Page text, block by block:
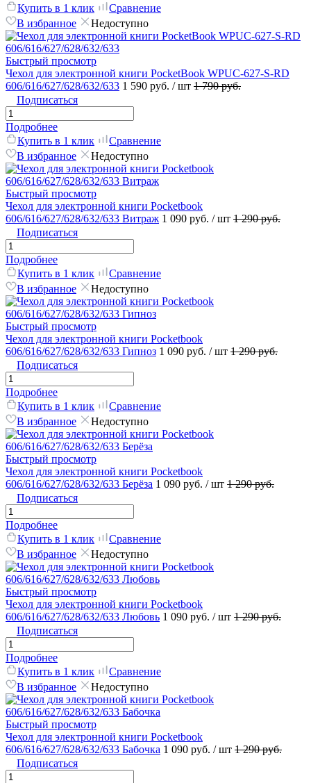
Купить в 1 клик
Сравнение
В избранное
Недоступно
Быстрый просмотр
Чехол для электронной книги PocketBook WPUC-627-S-RD
606/616/627/628/632/633 1 590 руб. / шт 1 790 руб.
Подписаться
Подробнее
Купить в 1 клик
Сравнение
В избранное
Недоступно
Быстрый просмотр
Чехол для электронной книги Pocketbook
606/616/627/628/632/633 Витраж 1 090 руб. / шт 1 290 руб.
Подписаться
Подробнее
Купить в 1 клик
Сравнение
В избранное
Недоступно
Быстрый просмотр
Чехол для электронной книги Pocketbook
606/616/627/628/632/633 Гипноз 1 090 руб. / шт 1 290 руб.
Подписаться
Подробнее
Купить в 1 клик
Сравнение
В избранное
Недоступно
Быстрый просмотр
Чехол для электронной книги Pocketbook
606/616/627/628/632/633 Берёза 1 090 руб. / шт 1 290 руб.
Подписаться
Подробнее
Купить в 1 клик
Сравнение
В избранное
Недоступно
Быстрый просмотр
Чехол для электронной книги Pocketbook
606/616/627/628/632/633 Любовь 1 090 руб. / шт 1 290 руб.
Подписаться
Подробнее
Купить в 1 клик
Сравнение
В избранное
Недоступно
Быстрый просмотр
Чехол для электронной книги Pocketbook
606/616/627/628/632/633 Бабочка 1 090 руб. / шт 1 290 руб.
Подписаться